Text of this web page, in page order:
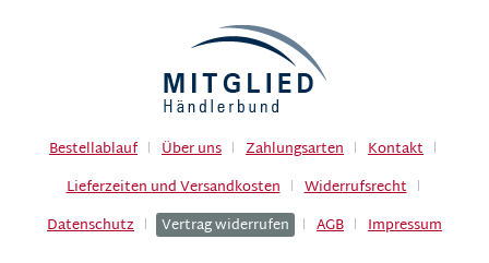
Bestellablauf Über uns Zahlungsarten
Kontakt
Lieferzeiten und Versandkosten
Widerrufsrecht
Datenschutz
Vertrag widerrufen AGB Impressum